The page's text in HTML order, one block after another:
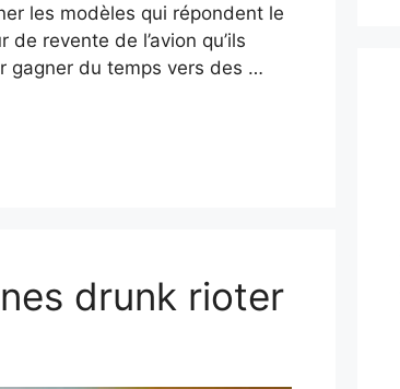
les modèles qui répondent le
revente de l’avion qu’ils
gagner du temps vers des …
drunk rioter